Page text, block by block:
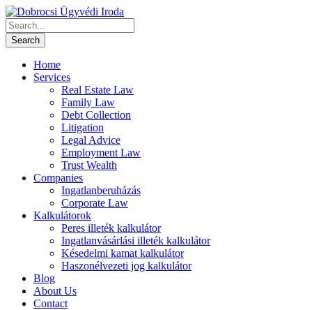
Home
Services
Real Estate Law
Family Law
Debt Collection
Litigation
Legal Advice
Employment Law
Trust Wealth
Companies
Ingatlanberuházás
Corporate Law
Kalkulátorok
Peres illeték kalkulátor
Ingatlanvásárlási illeték kalkulátor
Késedelmi kamat kalkulátor
Haszonélvezeti jog kalkulátor
Blog
About Us
Contact